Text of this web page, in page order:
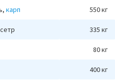
карп 550 кг
335 кг
80 кг
400 кг